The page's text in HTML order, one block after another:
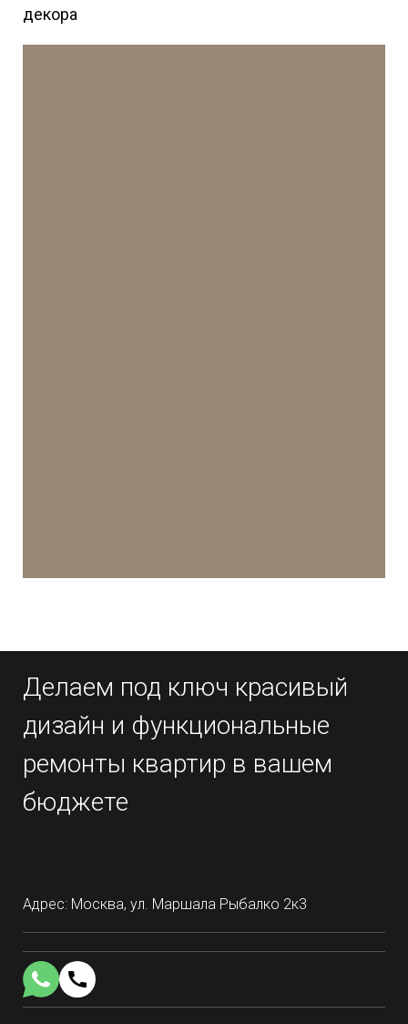
декора
Делаем под ключ красивый
дизайн и функциональные
ремонты квартир в вашем
бюджете
Адрес: Москва, ул. Маршала Рыбалко 2к3